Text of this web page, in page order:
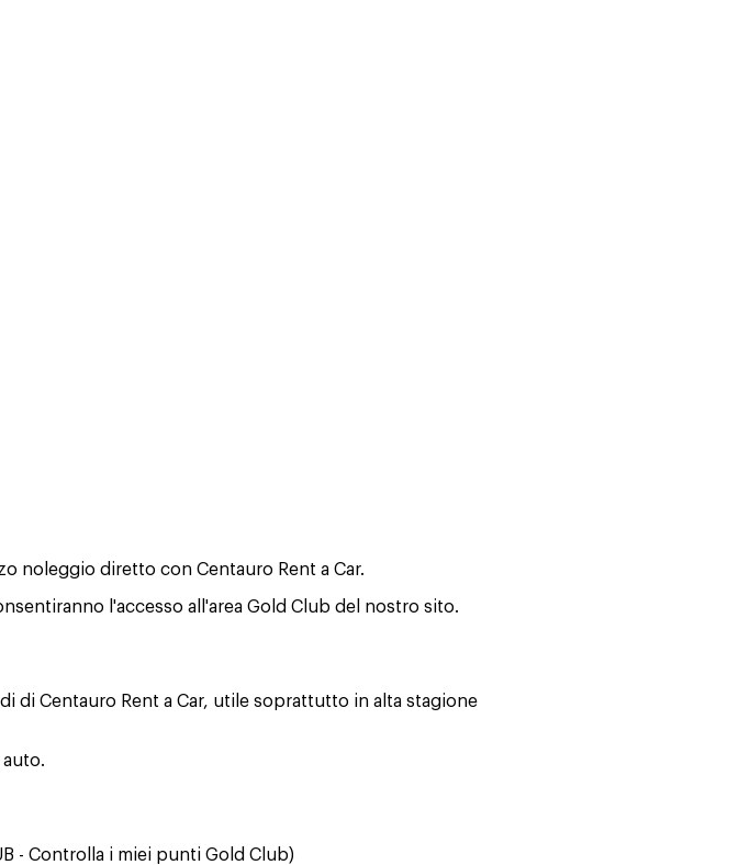
noleggio diretto con Centauro Rent a Car.
l'accesso all'area Gold Club del nostro sito.
di Centauro Rent a Car, utile soprattutto in alta stagione
- Controlla i miei punti Gold Club)